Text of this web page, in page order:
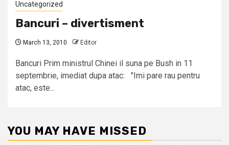
Uncategorized
Bancuri – divertisment
March 13, 2010 Editor
Bancuri Prim ministrul Chinei il suna pe Bush in 11
septembrie, imediat dupa atac: "Imi pare rau pentru
atac, este...
YOU MAY HAVE MISSED